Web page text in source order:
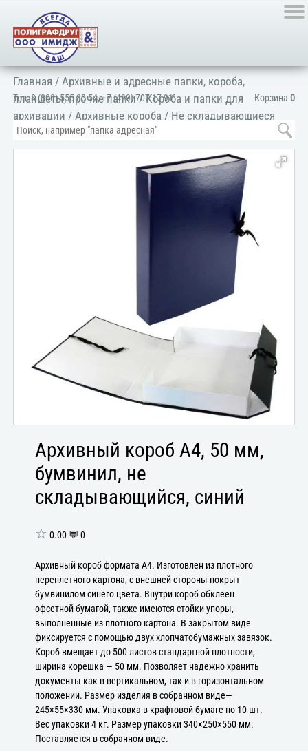
Корзина 0
Тел:8 (800) 555-80-54,+7 (499) 707-17-91
Главная /Архивные и адресные папки, короба,
планшеты, прочие папки/Короба и папки для
архивации /Архивные короба / Не складывающиеся
короба/
Архивный короб А4, 50 мм,
бумвинил, не
складывающийся, синий
☆ 0.00 💬 0
Архивный короб формата А4. Изготовлен из плотного
переплетного картона, с внешней стороны покрыт
бумвинилом синего цвета. Внутри короб обклеен
офсетной бумагой, также имеются стойки-упоры,
выполненные из плотного картона. В закрытом виде
фиксируется с помощью двух хлопчатобумажных завязок.
Короб вмещает до 500 листов стандартной плотности,
ширина корешка — 50 мм. Позволяет надежно хранить
документы как в вертикальном, так и в горизонтальном
положении. Размер изделия в собранном виде—
245×55×330 мм. Упаковка в крафтовой бумаге по 10 шт.
Вес упаковки 4 кг. Размер упаковки 340×250×550 мм.
Поставляется в собранном виде.